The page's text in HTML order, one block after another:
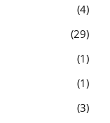
4
29
1
1
3